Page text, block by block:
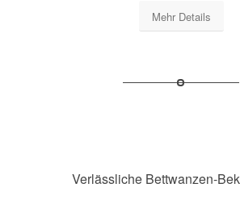
Mehr Details
Verlässliche Bettwanzen-